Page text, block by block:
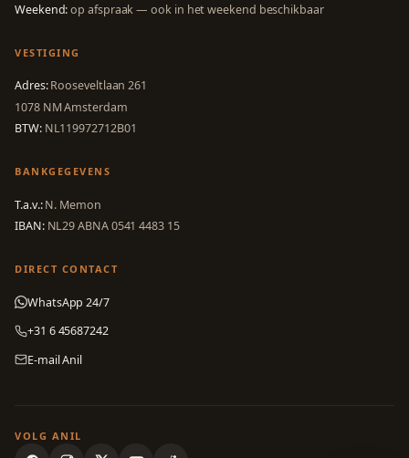
Weekend:op afspraak — ook in het weekend beschikbaar
VESTIGING
Adres:Rooseveltlaan 261
1078 NM Amsterdam
BTW:NL119972712B01
BANKGEGEVENS
T.a.v.:N. Memon
IBAN:NL29 ABNA 0541 4483 15
DIRECT CONTACT
WhatsApp 24/7
+31 6 45687242
E-mail Anil
VOLG ANIL